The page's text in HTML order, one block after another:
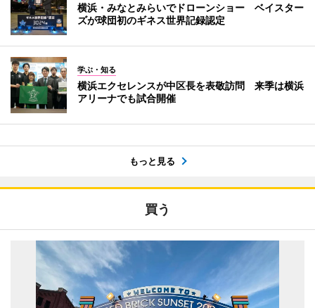
横浜・みなとみらいでドローンショー ベイスター
ズが球団初のギネス世界記録認定
学ぶ・知る
横浜エクセレンスが中区長を表敬訪問 来季は横浜
アリーナでも試合開催
もっと見る
買う